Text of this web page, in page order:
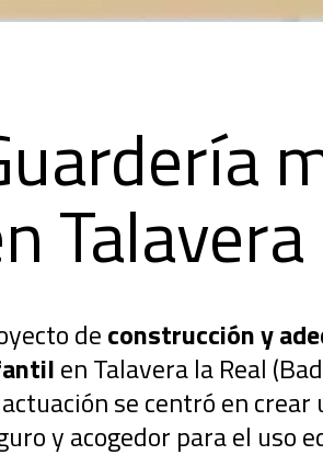
deconstrucción y
en Talavera la Real
se centró en
y acogedor para el uso